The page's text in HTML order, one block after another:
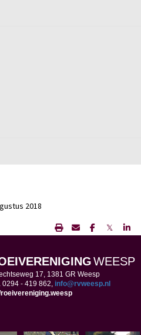
2018
𝕏
WEESP
17, 1381 GR Weesp
0294 - 419 862, ofni@rvweesp.nl